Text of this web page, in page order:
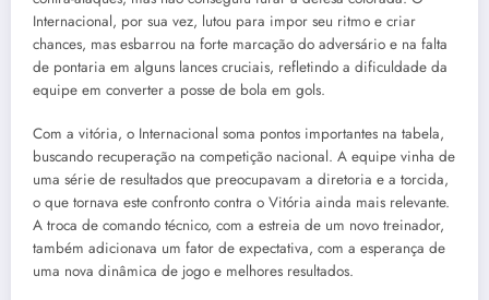
Internacional, por sua vez, lutou para impor seu ritmo e criar
chances, mas esbarrou na forte marcação do adversário e na falta
de pontaria em alguns lances cruciais, refletindo a dificuldade da
equipe em converter a posse de bola em gols.
Com a vitória, o Internacional soma pontos importantes na tabela,
buscando recuperação na competição nacional. A equipe vinha de
uma série de resultados que preocupavam a diretoria e a torcida,
o que tornava este confronto contra o Vitória ainda mais relevante.
A troca de comando técnico, com a estreia de um novo treinador,
também adicionava um fator de expectativa, com a esperança de
uma nova dinâmica de jogo e melhores resultados.